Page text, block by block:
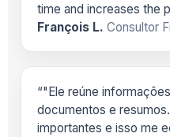
time and increases the
François L. Consultor
“"Ele reúne
documentos e
importantes e isso me